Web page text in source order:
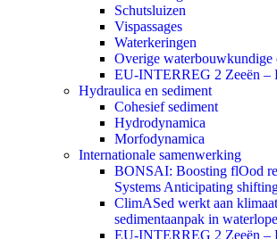
Schutsluizen
Vispassages
Waterkeringen
Overige waterbouwkundige
EU-INTERREG 2 Zeeën –
Hydraulica en sediment
Cohesief sediment
Hydrodynamica
Morfodynamica
Internationale samenwerking
BONSAI: Boosting flOod
Systems Anticipating
ClimASed werkt aan
sedimentaanpak in
EU-INTERREG 2 Zeeën –